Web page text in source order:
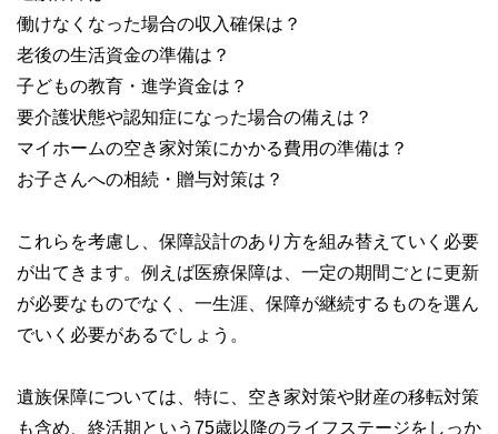
働けなくなった場合の収入確保は？
老後の生活資金の準備は？
子どもの教育・進学資金は？
要介護状態や認知症になった場合の備えは？
マイホームの空き家対策にかかる費用の準備は？
お子さんへの相続・贈与対策は？
これらを考慮し、保障設計のあり方を組み替えていく必要
が出てきます。例えば医療保障は、一定の期間ごとに更新
が必要なものでなく、一生涯、保障が継続するものを選ん
でいく必要があるでしょう。
遺族保障については、特に、空き家対策や財産の移転対策
も含め、終活期という75歳以降のライフステージをしっか